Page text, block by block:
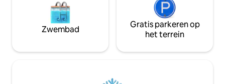
Zwembad
Gratis parkeren op
het terrein